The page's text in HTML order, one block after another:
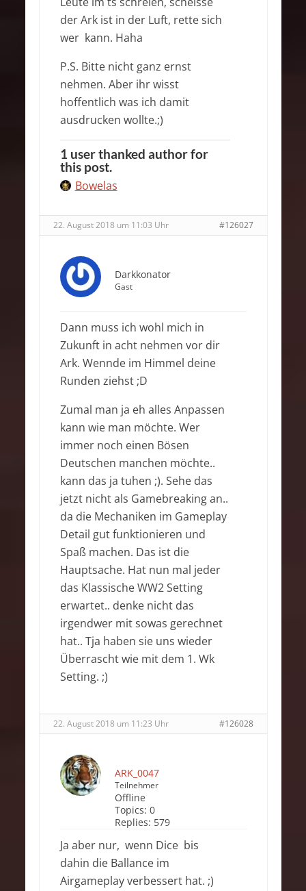
der Ark ist in der Luft, rette sich
wer kann. Haha
P.S. Bitte nicht ganz ernst
nehmen. Aber ihr wisst
hoffentlich was ich damit
ausdrucken wollte.;)
1 user thanked author for
this post.
Bowelas
22. August 2018 um 11:03 Uhr #126027
Darkkonator
Gast
Dann muss ich wohl mich in
Zukunft in acht nehmen vor dir
Ark. Wennde im Himmel deine
Runden ziehst ;D
Zumal man ja eh alles Anpassen
kann wie man möchte. Wer
immer noch einen Bösen
Deutschen manchen möchte..
kann das ja tuhen ;). Sehe das
jetzt nicht als Gamebreaking an..
da die Mechaniken im Gameplay
Detail gut funktionieren und
Spaß machen. Das ist die
Hauptsache. Hat nun mal jeder
das Klassische WW2 Setting
erwartet.. denke nicht das
irgendwer mit sowas gerechnet
hat.. Tja haben sie uns wieder
Überrascht wie mit dem 1. Wk
Setting. ;)
22. August 2018 um 11:23 Uhr #126028
ARK_0047
Teilnehmer
Offline
Topics: 0
Replies: 579
Ja aber nur, wenn Dice bis
dahin die Ballance im
Airgameplay verbessert hat. ;)